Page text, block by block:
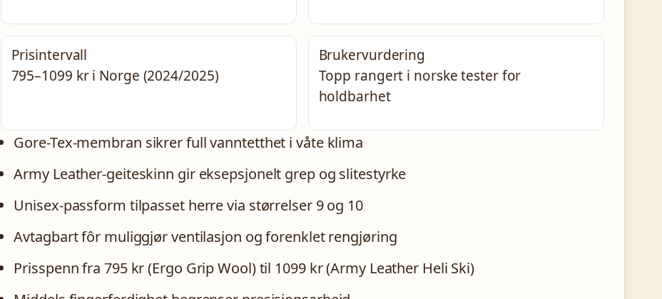
Prisintervall
795–1099 kr i Norge (2024/2025)
Brukervurdering
Topp rangert i norske tester for
holdbarhet
Gore-Tex-membran sikrer full vanntetthet i våte klima
Army Leather-geiteskinn gir eksepsjonelt grep og slitestyrke
Unisex-passform tilpasset herre via størrelser 9 og 10
Avtagbart fôr muliggjør ventilasjon og forenklet rengjøring
Prisspenn fra 795 kr (Ergo Grip Wool) til 1099 kr (Army Leather Heli Ski)